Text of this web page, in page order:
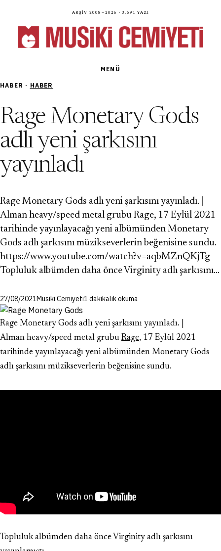
Arşiv 2008—2026 · 3.691 yazı
MENÜ
HABER · HABER
Rage Monetary Gods
adlı yeni şarkısını
yayınladı
Rage Monetary Gods adlı yeni şarkısını yayınladı. |
Alman heavy/speed metal grubu Rage, 17 Eylül 2021
tarihinde yayınlayacağı yeni albümünden Monetary
Gods adlı şarkısını müzikseverlerin beğenisine sundu.
https://www.youtube.com/watch?v=aqbMZnQKjTg
Topluluk albümden daha önce Virginity adlı şarkısını…
27/08/2021Musiki Cemiyeti1 dakikalık okuma
Rage Monetary Gods adlı yeni şarkısını yayınladı. |
Alman heavy/speed metal grubu Rage, 17 Eylül 2021
tarihinde yayınlayacağı yeni albümünden Monetary Gods
adlı şarkısını müzikseverlerin beğenisine sundu.
Topluluk albümden daha önce Virginity adlı şarkısını